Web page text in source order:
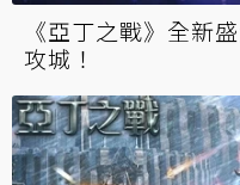
《亞丁之戰》全新
攻城！